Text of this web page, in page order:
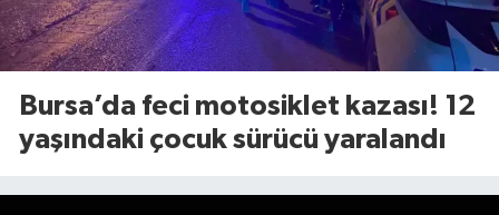
Bursa’da feci motosiklet kazası! 12
yaşındaki çocuk sürücü yaralandı